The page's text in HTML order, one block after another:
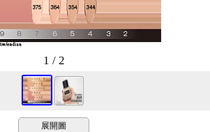
1 / 2
展開圖